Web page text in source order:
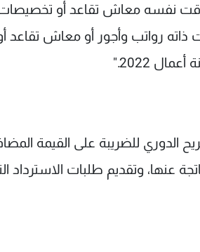
نفسه معاش تقاعد أو تخصيصات
ذاته رواتب وأجور أو معاش تقاعد
تقديم التصريح الدوري للضريبة على
الناتجة عنها، وتقديم طلبات